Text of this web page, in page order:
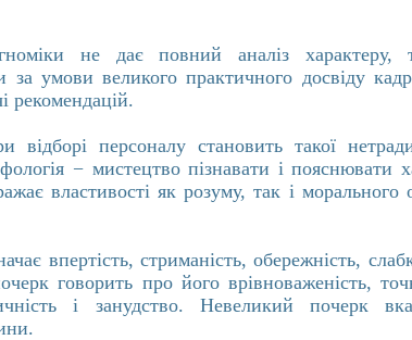
не дає повний аналіз характеру,
за умови великого практичного досвіду
рекомендацій.
персоналу становить такої
− мистецтво пізнавати і пояснювати
властивості як розуму, так і морального
впертість, стриманість, обережність,
говорить про його врівноваженість,
і занудство. Невеликий почерк